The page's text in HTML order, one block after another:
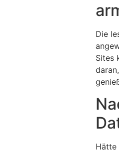
Die
Sites
Hätte